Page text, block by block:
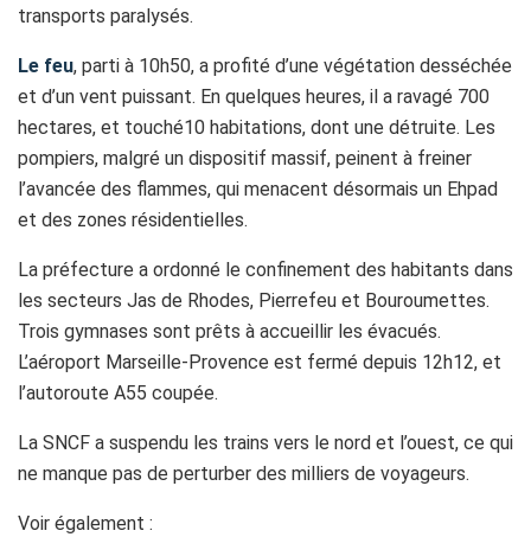
transports paralysés.
Le feu, parti à 10h50, a profité d’une végétation desséchée
et d’un vent puissant. En quelques heures, il a ravagé 700
hectares, et touché10 habitations, dont une détruite. Les
pompiers, malgré un dispositif massif, peinent à freiner
l’avancée des flammes, qui menacent désormais un Ehpad
et des zones résidentielles.
La préfecture a ordonné le confinement des habitants dans
les secteurs Jas de Rhodes, Pierrefeu et Bouroumettes.
Trois gymnases sont prêts à accueillir les évacués.
L’aéroport Marseille-Provence est fermé depuis 12h12, et
l’autoroute A55 coupée.
La SNCF a suspendu les trains vers le nord et l’ouest, ce qui
ne manque pas de perturber des milliers de voyageurs.
Voir également :